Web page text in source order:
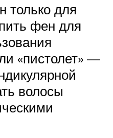
только для
фен для
«пистолет» —
волосы